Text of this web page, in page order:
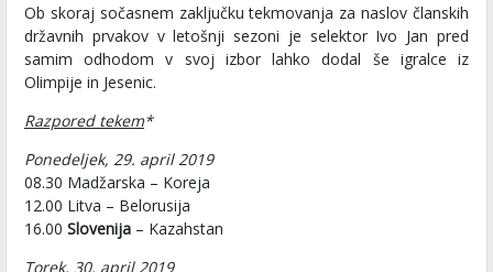
Ob skoraj sočasnem zaključku tekmovanja za naslov članskih
državnih prvakov v letošnji sezoni je selektor Ivo Jan pred
samim odhodom v svoj izbor lahko dodal še igralce iz
Olimpije in Jesenic.
Razpored tekem*
Ponedeljek, 29. april 2019
08.30 Madžarska – Koreja
12.00 Litva – Belorusija
16.00 Slovenija – Kazahstan
Torek, 30. april 2019